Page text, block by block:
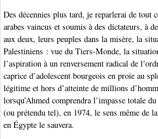
Des décennies plus tard, je reparlerai de tout
arabes vaincus et soumis à des dictateurs, à
aux deux, leurs peuples dans la misère, la
Palestiniens : vue du Tiers-Monde, la
l’aspiration à un renversement radical de
caprice d’adolescent bourgeois en proie au
légitime et hors d’atteinte de millions
lorsqu’Ahmed comprendra l’impasse totale
(ou prétendu tel), en 1974, le sens même de
en Égypte le sauvera.